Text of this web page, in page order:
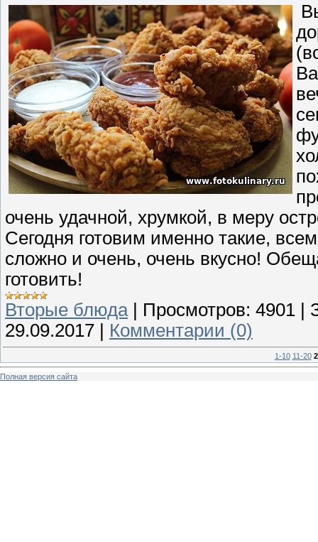
очень удачной, хрумкой, в меру
Сегодня готовим именно такие,
сложно и очень, очень вкусно!
готовить!
Вторые блюда | Просмотров: 4901 |
29.09.2017 | Комментарии (0)
1-10 11-20
Полная версия сайта